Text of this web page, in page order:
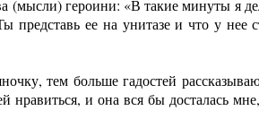
(мысли) героини: «В такие минуты я
представь ее на унитазе и что у
тем больше гадостей
нравиться, и она вся бы досталась